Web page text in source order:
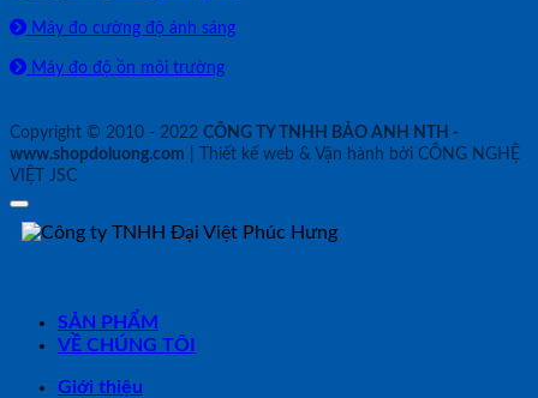
Máy đo cường độ ánh sáng
Máy đo độ ồn môi trường
Copyright © 2010 - 2022 CÔNG TY TNHH BẢO ANH NTH -
www.shopdoluong.com | Thiết kế web & Vận hành bởi CÔNG NGHỆ
VIỆT JSC
SẢN PHẨM
VỀ CHÚNG TÔI
Giới thiệu